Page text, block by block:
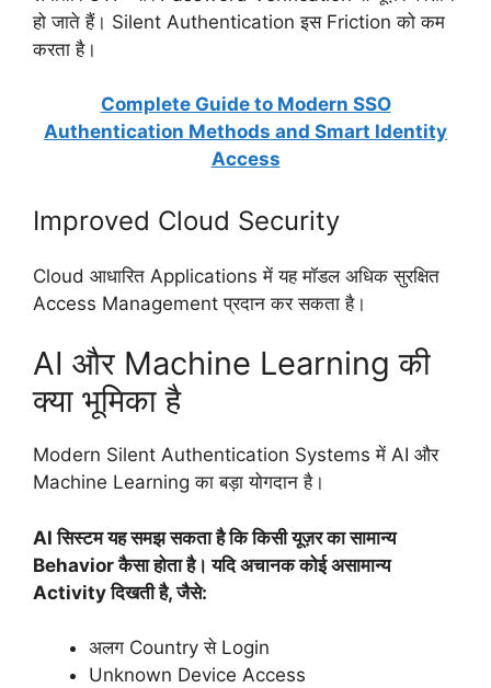
हो जाते हैं। Silent Authentication इस Friction को कम
करता है।
Complete Guide to Modern SSO
Authentication Methods and Smart Identity
Access
Improved Cloud Security
Cloud आधारित Applications में यह मॉडल अधिक सुरक्षित
Access Management प्रदान कर सकता है।
AI और Machine Learning की
क्या भूमिका है
Modern Silent Authentication Systems में AI और
Machine Learning का बड़ा योगदान है।
AI सिस्टम यह समझ सकता है कि किसी यूज़र का सामान्य
Behavior कैसा होता है। यदि अचानक कोई असामान्य
Activity दिखती है, जैसे:
अलग Country से Login
Unknown Device Access